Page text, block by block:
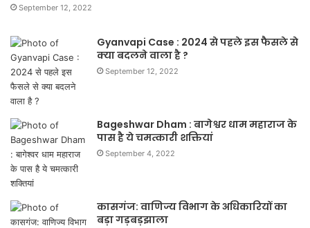
September 12, 2022
Gyanvapi Case : 2024 से पहले इस फैसले से
क्या बदलने वाला है ?
September 12, 2022
Bageshwar Dham : बागेश्वर धाम महाराज के
पास है ये चमत्कारी शक्तियां
September 4, 2022
कासगंज: वाणिज्य विभाग के अधिकारियों का
बड़ा गड़बड़झाला